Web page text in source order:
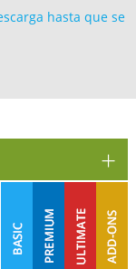
hasta que se